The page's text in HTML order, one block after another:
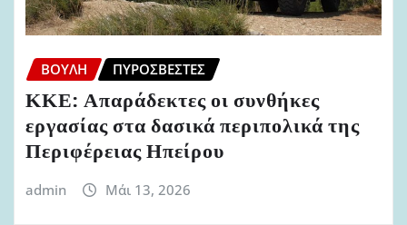
ΒΟΥΛΉ ΠΥΡΟΣΒΈΣΤΕΣ
ΚΚΕ: Απαράδεκτες οι συνθήκες
εργασίας στα δασικά περιπολικά της
Περιφέρειας Ηπείρου
admin Μάι 13, 2026